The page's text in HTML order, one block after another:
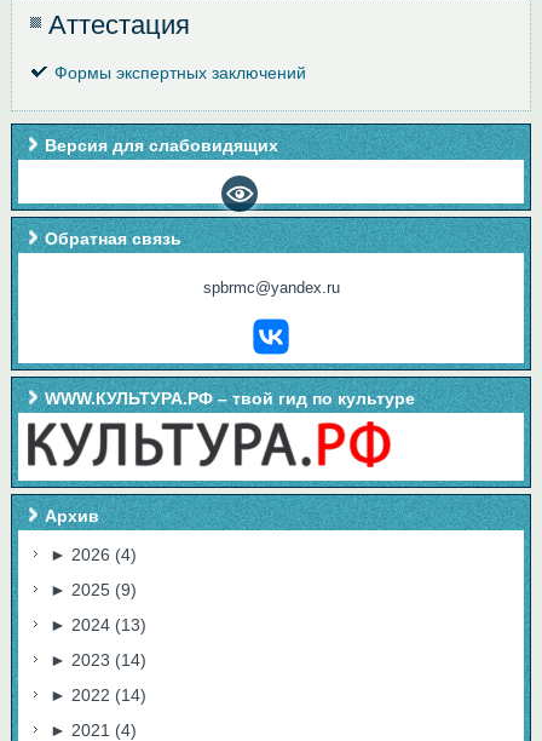
Аттестация
Формы экспертных заключений
Версия для слабовидящих
Обратная связь
spbrmc@yandex.ru
WWW.КУЛЬТУРА.РФ – твой гид по культуре
Архив
► 2026 (4)
► 2025 (9)
► 2024 (13)
► 2023 (14)
► 2022 (14)
► 2021 (4)